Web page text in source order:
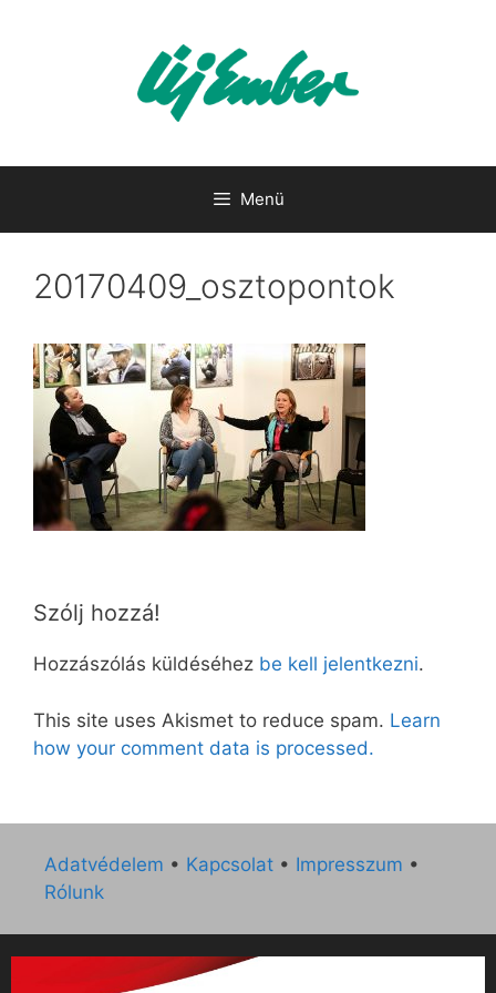
Menü
20170409_osztopontok
Szólj hozzá!
Hozzászólás küldéséhez be kell jelentkezni.
This site uses Akismet to reduce spam. Learn
how your comment data is processed.
Adatvédelem • Kapcsolat • Impresszum •
Rólunk